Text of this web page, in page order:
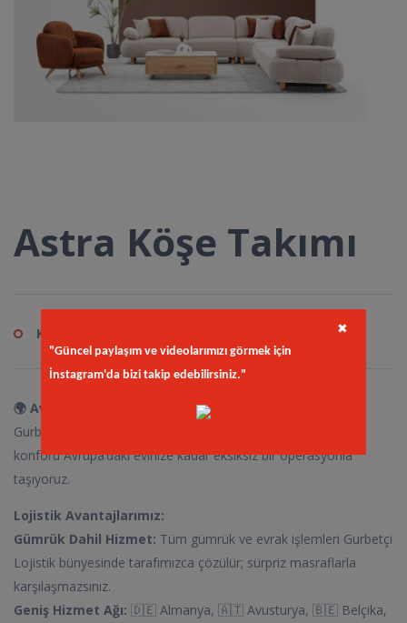
Astra Köşe Takımı
Kod
🌍 Avrupa’nın Her Yerine Kapı Teslim!
Gurbetçi Mobilya olarak, sadece ürün satmıyor; Türkiye’deki
konforu Avrupa’daki evinize kadar eksiksiz bir operasyonla
taşıyoruz.
Lojistik Avantajlarımız:
Gümrük Dahil Hizmet: Tüm gümrük ve evrak işlemleri Gurbetçi
Lojistik bünyesinde tarafımızca çözülür; sürpriz masraflarla
karşılaşmazsınız.
Geniş Hizmet Ağı: 🇩🇪 Almanya, 🇦🇹 Avusturya, 🇧🇪 Belçika,
"Güncel paylaşım ve videolarımızı görmek için
İnstagram'da bizi takip edebilirsiniz."
✖